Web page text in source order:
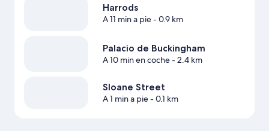
Harrods
A 11 min a pie- 0.9 km
Palacio de Buckingham
A 10 min en coche- 2.4 km
Sloane Street
A 1 min a pie- 0.1 km